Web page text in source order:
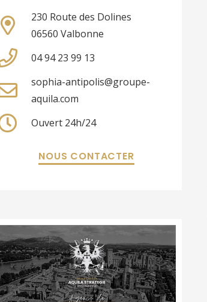
230 Route des Dolines
06560 Valbonne
04 94 23 99 13
sophia-antipolis@groupe-
aquila.com
Ouvert 24h/24
NOUS CONTACTER